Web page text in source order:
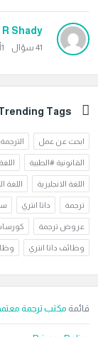
Shady
41 سؤال 1ألف
Tags
ابحث عن عمل
القانونية #الطبية
اللغة الانجليزية اللغة
ترجمة داتا انتري
عروض ترجمة
وظائف داتا انتري
قائمة مكتب ترجمة